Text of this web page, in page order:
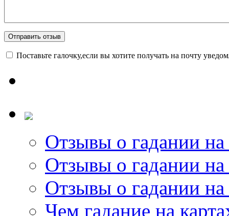
Поставьте галочку,если вы хотите получать на почту
Отзывы о гадании на
Отзывы о гадании на
Отзывы о гадании на
Чем гадание на